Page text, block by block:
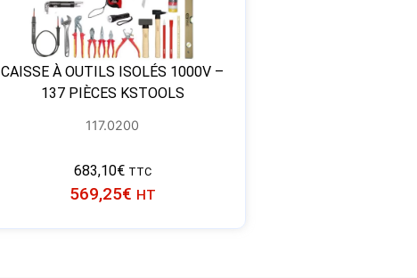
CAISSE À OUTILS ISOLÉS 1000V –
137 PIÈCES KSTOOLS
117.0200
683,10€ TTC
569,25€ HT